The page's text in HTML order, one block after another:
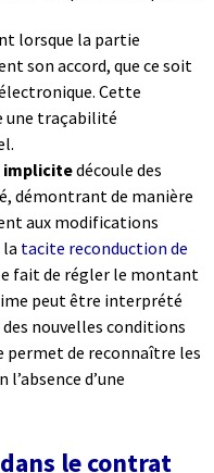
lorsque la partie
son accord, que ce soit
Cette
une traçabilité
implicitedécoule des
démontrant de manière
aux modifications
tacite reconduction de
fait de régler le montant
peut être interprété
nouvelles conditions
de reconnaître les
d’une
le contrat